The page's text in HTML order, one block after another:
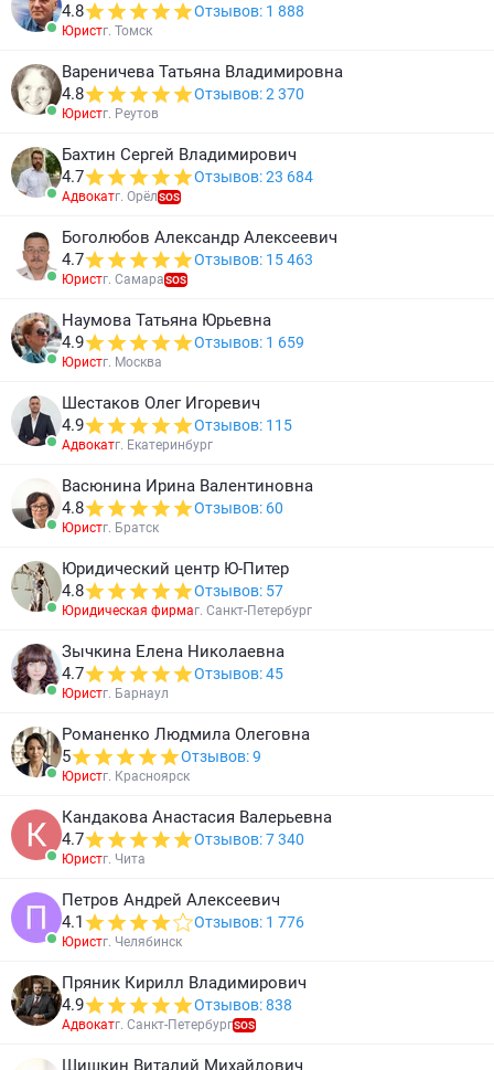
4.8
Отзывов: 1 888
Юристг. Томск
Вареничева Татьяна Владимировна
4.8
Отзывов: 2 370
Юристг. Реутов
Бахтин Сергей Владимирович
4.7
Отзывов: 23 684
Адвокатг. ОрёлSOS
Боголюбов Александр Алексеевич
4.7
Отзывов: 15 463
Юристг. СамараSOS
Наумова Татьяна Юрьевна
4.9
Отзывов: 1 659
Юристг. Москва
Шестаков Олег Игоревич
4.9
Отзывов: 115
Адвокатг. Екатеринбург
Васюнина Ирина Валентиновна
4.8
Отзывов: 60
Юристг. Братск
Юридический центр Ю-Питер
4.8
Отзывов: 57
Юридическая фирмаг. Санкт-Петербург
Зычкина Елена Николаевна
4.7
Отзывов: 45
Юристг. Барнаул
Романенко Людмила Олеговна
5
Отзывов: 9
Юристг. Красноярск
Кандакова Анастасия Валерьевна
4.7
Отзывов: 7 340
Юристг. Чита
Петров Андрей Алексеевич
4.1
Отзывов: 1 776
Юристг. Челябинск
Пряник Кирилл Владимирович
4.9
Отзывов: 838
Адвокатг. Санкт-ПетербургSOS
Шишкин Виталий Михайлович